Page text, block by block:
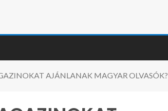
AJÁNLANAK MAGYAR OLVASÓK?